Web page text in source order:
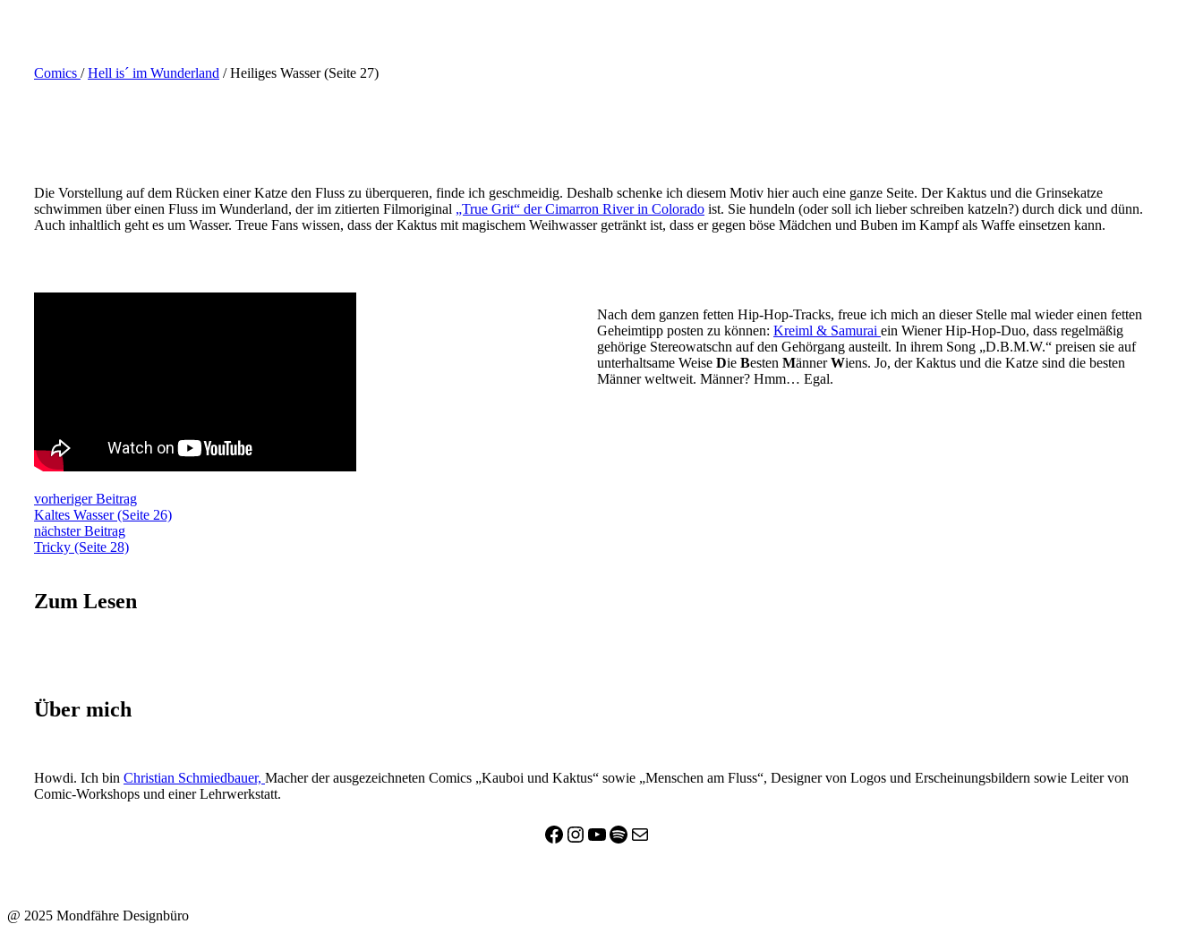
Comics /Hell is´ im Wunderland /Heiliges Wasser (Seite 27)
Die Vorstellung auf dem Rücken einer Katze den Fluss zu überqueren, finde ich geschmeidig. Deshalb schenke ich diesem Motiv hier auch eine ganze Seite. Der Kaktus und die Grinsekatze
schwimmen über einen Fluss im Wunderland, der im zitierten Filmoriginal „True Grit“ der Cimarron River in Colorado ist. Sie hundeln (oder soll ich lieber schreiben katzeln?) durch dick und dünn.
Auch inhaltlich geht es um Wasser. Treue Fans wissen, dass der Kaktus mit magischem Weihwasser getränkt ist, dass er gegen böse Mädchen und Buben im Kampf als Waffe einsetzen kann.
Nach dem ganzen fetten Hip-Hop-Tracks, freue ich mich an dieser Stelle mal wieder einen fetten
Geheimtipp posten zu können: Kreiml & Samurai ein Wiener Hip-Hop-Duo, dass regelmäßig
gehörige Stereowatschn auf den Gehörgang austeilt. In ihrem Song „D.B.M.W.“ preisen sie auf
unterhaltsame Weise Die Besten MännerWiens. Jo, der Kaktus und die Katze sind die besten
Männer weltweit. Männer? Hmm… Egal.
vorheriger Beitrag
Kaltes Wasser (Seite 26)
nächster Beitrag
Tricky (Seite 28)
Zum Lesen
Über mich
Howdi. Ich bin Christian Schmiedbauer, Macher der ausgezeichneten Comics „Kauboi und Kaktus“ sowie „Menschen am Fluss“, Designer von Logos und Erscheinungsbildern sowie Leiter von
Comic-Workshops und einer Lehrwerkstatt.
Facebook
Instagram
YouTube
Spotify
E-Mail
@ 2025 Mondfähre Designbüro